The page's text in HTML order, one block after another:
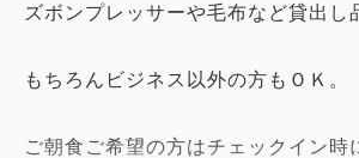
ズボンプレッサーや毛布など貸出し
もちろんビジネス以外の方もＯＫ。
ご朝食ご希望の方はチェックイン時